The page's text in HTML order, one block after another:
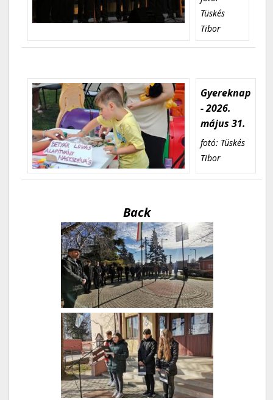
Tüskés
Tibor
Gyereknap
- 2026.
május 31.
fotó: Tüskés
Tibor
Back